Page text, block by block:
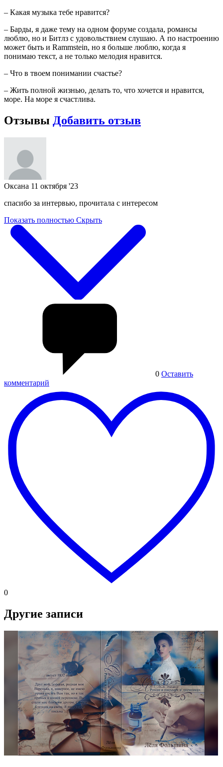
– Какая музыка тебе нравится?
– Барды, я даже тему на одном форуме создала, романсы
люблю, но и Битлз с удовольствием слушаю. А по настроению
может быть и Rammstein, но я больше люблю, когда я
понимаю текст, а не только мелодия нравится.
– Что в твоем понимании счастье?
– Жить полной жизнью, делать то, что хочется и нравится,
море. На море я счастлива.
Отзывы Добавить отзыв
Оксана 11 октября '23
спасибо за интервью, прочитала с интересом
Показать полностью Скрыть
0 Оставить
комментарий
0
Другие записи